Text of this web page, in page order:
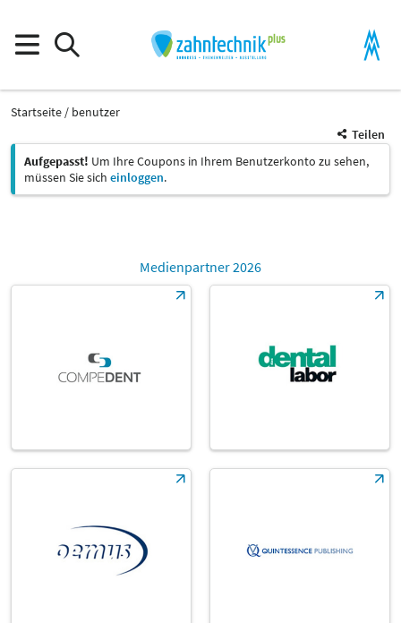
Startseite
benutzer
Teilen
Aufgepasst! Um Ihre Coupons in Ihrem Benutzerkonto zu sehen,
müssen Sie sich einloggen.
Medienpartner 2026